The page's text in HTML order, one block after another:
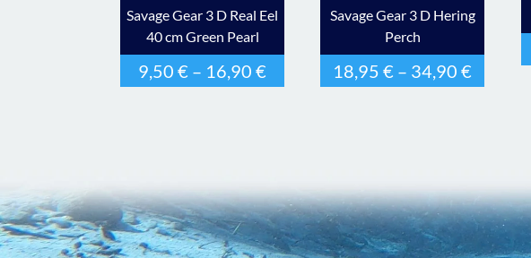
Savage Gear 3 D Real Eel
40 cm Green Pearl
9,50€ – 16,90€
Savage Gear 3 D Hering
Perch
18,95€ – 34,90€